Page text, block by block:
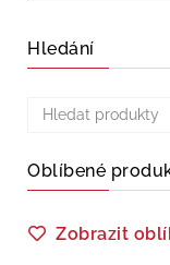
Hledání
Oblíbené
Zobrazit